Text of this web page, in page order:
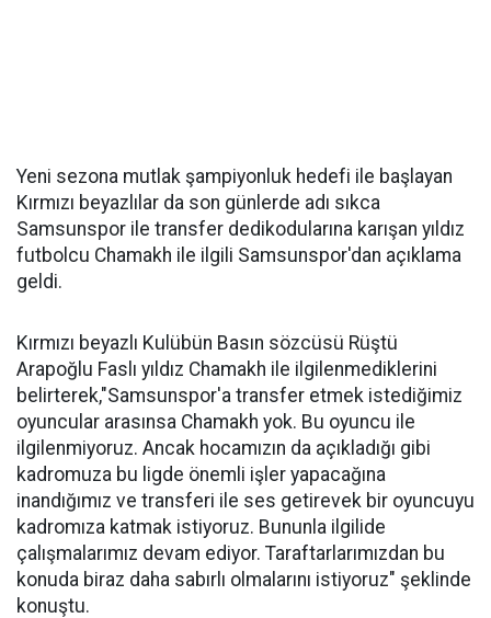
Yeni sezona mutlak şampiyonluk hedefi ile başlayan
Kırmızı beyazlılar da son günlerde adı sıkca
Samsunspor ile transfer dedikodularına karışan yıldız
futbolcu Chamakh ile ilgili Samsunspor'dan açıklama
geldi.
Kırmızı beyazlı Kulübün Basın sözcüsü Rüştü
Arapoğlu Faslı yıldız Chamakh ile ilgilenmediklerini
belirterek,"Samsunspor'a transfer etmek istediğimiz
oyuncular arasınsa Chamakh yok. Bu oyuncu ile
ilgilenmiyoruz. Ancak hocamızın da açıkladığı gibi
kadromuza bu ligde önemli işler yapacağına
inandığımız ve transferi ile ses getirevek bir oyuncuyu
kadromıza katmak istiyoruz. Bununla ilgilide
çalışmalarımız devam ediyor. Taraftarlarımızdan bu
konuda biraz daha sabırlı olmalarını istiyoruz" şeklinde
konuştu.